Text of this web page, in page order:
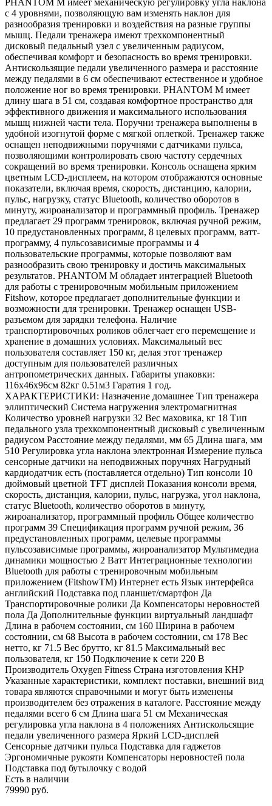
PHANTOM M имеет механическую регулировку угла наклона
с 4 уровнями, позволяющую вам изменять наклон для
разнообразия тренировки и воздействия на разные группы
мышц. Педали тренажера имеют трехкомпонентный
дисковый педальный узел с увеличенным радиусом,
обеспечивая комфорт и безопасность во время тренировки.
Антискользящие педали увеличенного размера и расстояние
между педалями в 6 см обеспечивают естественное и удобное
положение ног во время тренировки. PHANTOM M имеет
длину шага в 51 см, создавая комфортное пространство для
эффективного движения и максимального использования
мышц нижней части тела. Поручни тренажера выполнены в
удобной изогнутой форме с мягкой оплеткой. Тренажер также
оснащен неподвижными поручнями с датчиками пульса,
позволяющими контролировать свою частоту сердечных
сокращений во время тренировки. Консоль оснащена ярким
цветным LCD-дисплеем, на котором отображаются основные
показатели, включая время, скорость, дистанцию, калории,
пульс, нагрузку, статус Bluetooth, количество оборотов в
минуту, жироанализатор и программный профиль. Тренажер
предлагает 29 программ тренировок, включая ручной режим,
10 предустановленных программ, 8 целевых программ, ватт-
программу, 4 пульсозависимые программы и 4
пользовательские программы, которые позволяют вам
разнообразить свою тренировку и достичь максимальных
результатов. PHANTOM M обладает интеграцией Bluetooth
для работы с тренировочным мобильным приложением
Fitshow, которое предлагает дополнительные функции и
возможности для тренировки. Тренажер оснащен USB-
разъемом для зарядки телефона. Наличие
транспортировочных роликов облегчает его перемещение и
хранение в домашних условиях. Максимальный вес
пользователя составляет 150 кг, делая этот тренажер
доступным для пользователей различных
антропометрических данных. Габариты упаковки:
116х46х96см 82кг 0.51м3 Гаратия 1 год.
ХАРАКТЕРИСТИКИ: Назначение домашнее Тип тренажера
эллиптический Система нагружения электромагнитная
Количество уровней нагрузки 32 Вес маховика, кг 18 Тип
педального узла трехкомпонентный дисковый с увеличенным
радиусом Расстояние между педалями, мм 65 Длина шага, мм
510 Регулировка угла наклона электронная Измерение пульса
сенсорные датчики на неподвижных поручнях Нагрудный
кардиодатчик есть (поставляется отдельно) Тип консоли 10
дюймовый цветной TFT дисплей Показания консоли время,
скорость, дистанция, калории, пульс, нагрузка, угол наклона,
статус Bluetooth, количество оборотов в минуту,
жироанализатор, программный профиль Общее количество
программ 39 Спецификация программ ручной режим, 36
предустановленных программ, целевые программы
пульсозависимые программы, жироанализатор Мультимедиа
динамики мощностью 2 Ватт Интеграционные технологии
Bluetooth для работы с тренировочным мобильным
приложением (FitshowTM) Интернет есть Язык интерфейса
английский Подставка под планшет/смартфон Да
Транспортировочные ролики Да Компенсаторы неровностей
пола Да Дополнительные функции виртуальный ландшафт
Длина в рабочем состоянии, см 160 Ширина в рабочем
состоянии, см 68 Высота в рабочем состоянии, см 178 Вес
нетто, кг 71.5 Вес брутто, кг 81.5 Максимальный вес
пользователя, кг 150 Подключение к сети 220 В
Производитель Oxygen Fitness Страна изготовления КНР
Указанные характеристики, комплект поставки, внешний вид
товара являются справочными и могут быть изменены
производителем без отражения в каталоге. Расстояние между
педалями всего 6 см Длина шага 51 см Механическая
регулировка угла наклона в 4 положениях Антискольсящие
педали увеличенного размера Яркий LCD-дисплей
Сенсорные датчики пульса Подставка для гаджетов
Эргономичные рукояти Компенсаторы неровностей пола
Подставка под бутылочку с водой
Есть в наличии
79990 руб.